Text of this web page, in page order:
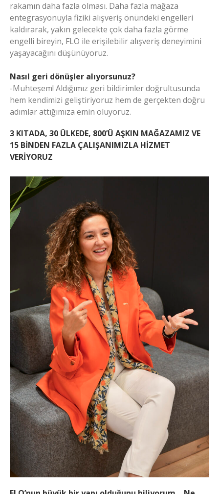
rakamın daha fazla olması. Daha fazla mağaza
entegrasyonuyla fiziki alışveriş önündeki engelleri
kaldırarak, yakın gelecekte çok daha fazla görme
engelli bireyin, FLO ile erişilebilir alışveriş deneyimini
yaşayacağını düşünüyoruz.
Nasıl geri dönüşler alıyorsunuz?
-Muhteşem! Aldığımız geri bildirimler doğrultusunda
hem kendimizi geliştiriyoruz hem de gerçekten doğru
adımlar attığımıza emin oluyoruz.
3 KITADA, 30 ÜLKEDE, 800’Ü AŞKIN MAĞAZAMIZ VE
15 BİNDEN FAZLA ÇALIŞANIMIZLA HİZMET
VERİYORUZ